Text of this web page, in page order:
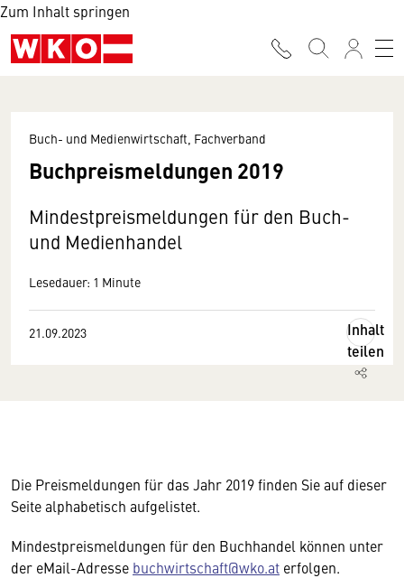
Zum Inhalt springen
Buch- und Medienwirtschaft, Fachverband
Buchpreismeldungen 2019
Mindestpreismeldungen für den Buch-
und Medienhandel
Lesedauer: 1 Minute
21.09.2023
Inhalt
teilen
Die Preismeldungen für das Jahr 2019 finden Sie auf dieser
Seite alphabetisch aufgelistet.
Mindestpreismeldungen für den Buchhandel können unter
der eMail-Adresse buchwirtschaft@wko.at erfolgen.